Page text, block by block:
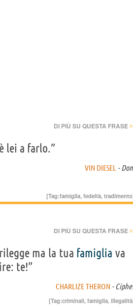
DI PIÙ SU QUESTA FRASE
lei a farlo.”
VIN DIESEL -
[Tag:famiglia,fedeltà,tradimento
DI PIÙ SU QUESTA FRASE
ma la tua famiglia va
te!”
CHARLIZE THERON -
[Tag:criminali,famiglia,illegalità